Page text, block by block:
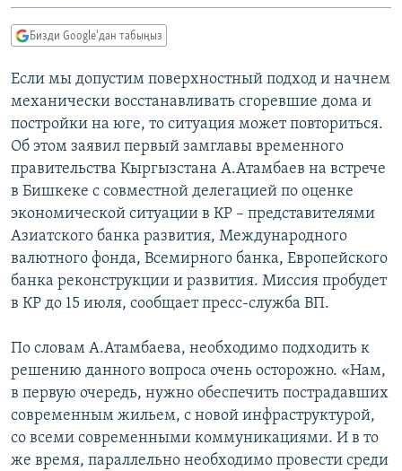
ЭКСПЕРТТЕР ТАЛДАЙТ
БИЗ ЖАНА ДҮЙНӨ
ЭЖЕ-СИҢДИЛЕР
ЫҢГАЙСЫЗ СУРООЛОР
ӨЗГӨЧӨ ПИКИР
Русский
ОНЛАЙН ШЕРИНЕ
ЭЕ/АРнун бардык сайттары
Бизди Google'дан табыңыз
Если мы допустим поверхностный подход и начнем
механически восстанавливать сгоревшие дома и
постройки на юге, то ситуация может повториться.
Об этом заявил первый замглавы временного
правительства Кыргызстана А.Атамбаев на встрече
в Бишкеке с совместной делегацией по оценке
экономической ситуации в КР – представителями
Азиатского банка развития, Международного
валютного фонда, Всемирного банка, Европейского
банка реконструкции и развития. Миссия пробудет
в КР до 15 июля, сообщает пресс-служба ВП.
По словам А.Атамбаева, необходимо подходить к
решению данного вопроса очень осторожно. «Нам,
в первую очередь, нужно обеспечить пострадавших
современным жильем, с новой инфраструктурой,
со всеми современными коммуникациями. И в то
же время, параллельно необходимо провести среди